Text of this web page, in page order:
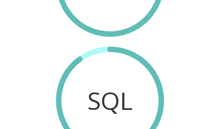
SQL